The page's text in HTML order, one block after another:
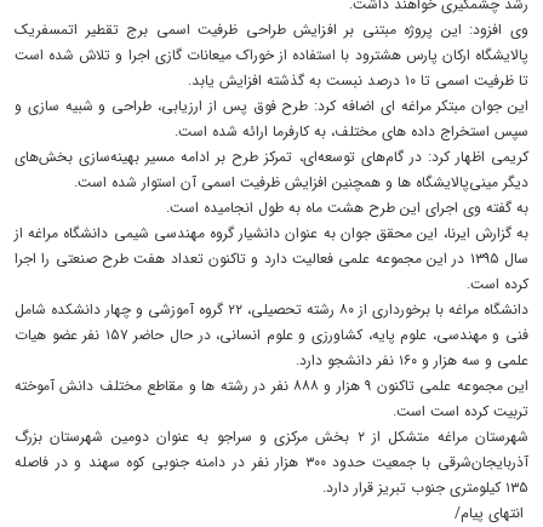
رشد چشمگیری خواهند داشت.
وی افزود: این پروژه مبتنی بر افزایش طراحی ظرفیت اسمی برج تقطیر اتمسفریک
پالایشگاه ارکان پارس هشترود با استفاده از خوراک میعانات گازی اجرا و تلاش شده است
تا ظرفیت اسمی تا ۱۰ درصد نبست به گذشته افزایش یابد.
این جوان مبتکر مراغه ای اضافه کرد: طرح فوق پس از ارزیابی، طراحی و شبیه سازی و
سپس استخراج داده های مختلف، به کارفرما ارائه شده است.
کریمی اظهار کرد: در گام‌های توسعه‌ای، تمرکز طرح بر ادامه مسیر بهینه‌سازی بخش‌های
دیگر مینی‌پالایشگاه ها و همچنین افزایش ظرفیت اسمی آن استوار شده است.
به گفته وی اجرای این طرح هشت ماه به طول انجامیده است.
به گزارش ایرنا، این محقق جوان به عنوان دانشیار گروه مهندسی شیمی دانشگاه مراغه از
سال ۱۳۹۵ در این مجموعه علمی فعالیت دارد و تاکنون تعداد هفت طرح صنعتی را اجرا
کرده است.
دانشگاه مراغه با برخورداری از ۸۰ رشته تحصیلی، ۲۲ گروه آموزشی و چهار دانشکده شامل
فنی و مهندسی، علوم پایه، کشاورزی و علوم انسانی، در حال حاضر ۱۵۷ نفر عضو هیات
علمی و سه هزار و ۱۶۰ نفر دانشجو دارد.
این مجموعه علمی تاکنون ۹ هزار و ۸۸۸ نفر در رشته ها و مقاطع مختلف دانش آموخته
تربیت کرده است است.
شهرستان مراغه متشکل از ۲ بخش مرکزی و سراجو به عنوان دومین شهرستان بزرگ
آذربایجان‌شرقی با جمعیت حدود ۳۰۰ هزار نفر در دامنه جنوبی کوه سهند و در فاصله
۱۳۵ کیلومتری جنوب تبریز قرار دارد.
انتهای پیام/